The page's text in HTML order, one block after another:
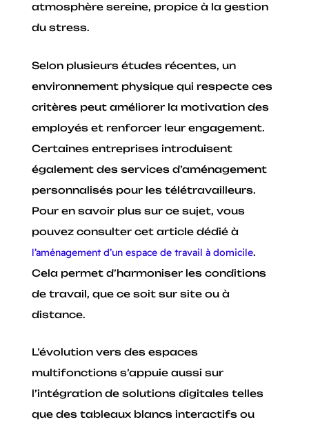
atmosphère sereine, propice à la gestion
du stress.
Selon plusieurs études récentes, un
environnement physique qui respecte ces
critères peut améliorer la motivation des
employés et renforcer leur engagement.
Certaines entreprises introduisent
également des services d’aménagement
personnalisés pour les télétravailleurs.
Pour en savoir plus sur ce sujet, vous
pouvez consulter cet article dédié à
l’aménagement d’un espace de travail à domicile.
Cela permet d’harmoniser les conditions
de travail, que ce soit sur site ou à
distance.
L’évolution vers des espaces
multifonctions s’appuie aussi sur
l’intégration de solutions digitales telles
que des tableaux blancs interactifs ou